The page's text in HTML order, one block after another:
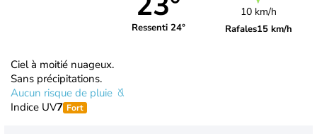
Ressenti 24°
10 km/h
Rafales15 km/h
Ciel à moitié nuageux.
Sans précipitations.
Aucun risque de pluie
Indice UV7 Fort